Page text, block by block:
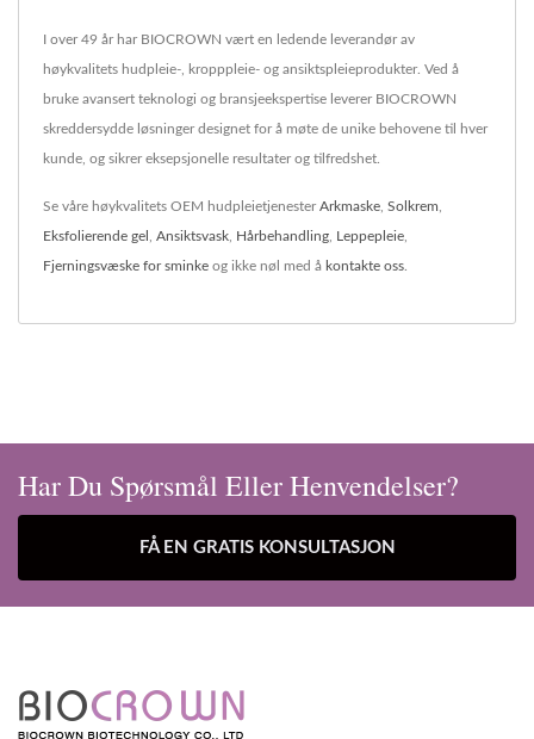
I over 49 år har BIOCROWN vært en ledende leverandør av
høykvalitets hudpleie-, kropppleie- og ansiktspleieprodukter. Ved å
bruke avansert teknologi og bransjeekspertise leverer BIOCROWN
skreddersydde løsninger designet for å møte de unike behovene til hver
kunde, og sikrer eksepsjonelle resultater og tilfredshet.
Se våre høykvalitets OEM hudpleietjenesterArkmaske Solkrem
Eksfolierende gel Ansiktsvask Hårbehandling Leppepleie
Fjerningsvæske for sminke og ikke nøl med å kontakte oss
Har Du Spørsmål Eller Henvendelser?
FÅ EN GRATIS KONSULTASJON